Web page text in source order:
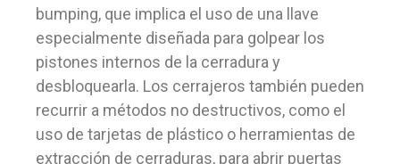
bumping, que implica el uso de una llave
especialmente diseñada para golpear los
pistones internos de la cerradura y
desbloquearla. Los cerrajeros también pueden
recurrir a métodos no destructivos, como el
uso de tarjetas de plástico o herramientas de
extracción de cerraduras, para abrir puertas